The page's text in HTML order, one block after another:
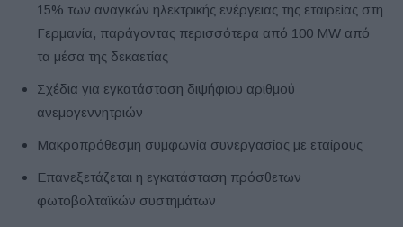
15% των αναγκών ηλεκτρικής ενέργειας της εταιρείας στη
Γερμανία, παράγοντας περισσότερα από 100 MW από
τα μέσα της δεκαετίας
Σχέδια για εγκατάσταση διψήφιου αριθμού
ανεμογεννητριών
Μακροπρόθεσμη συμφωνία συνεργασίας με εταίρους
Επανεξετάζεται η εγκατάσταση πρόσθετων
φωτοβολταϊκών συστημάτων